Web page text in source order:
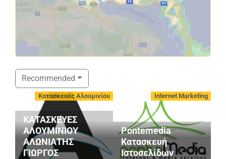
Recommended
Κατασκευές Αλουμινίου
ΚΑΤΑΣΚΕΥΕΣ
ΑΛΟΥΜΙΝΙΟΥ
ΑΛΩΝΙΑΤΗΣ
ΓΙΩΡΓΟΣ
Internet Marketing
Pontemedia
Κατασκευή
Ιστοσελίδων